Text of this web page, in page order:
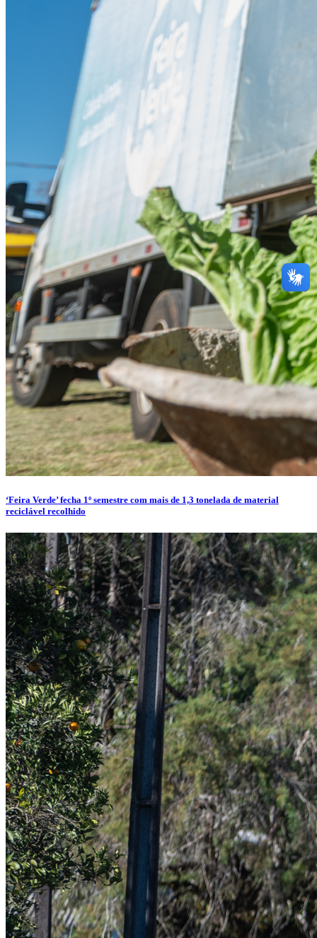
‘Feira Verde’ fecha 1º semestre com mais de 1,3 tonelada de material
reciclável recolhido